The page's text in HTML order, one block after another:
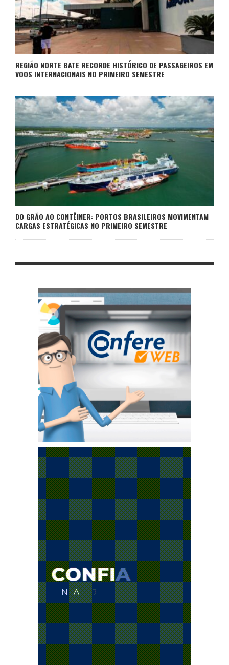
REGIÃO NORTE BATE RECORDE HISTÓRICO DE PASSAGEIROS EM
VOOS INTERNACIONAIS NO PRIMEIRO SEMESTRE
DO GRÃO AO CONTÊINER: PORTOS BRASILEIROS MOVIMENTAM
CARGAS ESTRATÉGICAS NO PRIMEIRO SEMESTRE